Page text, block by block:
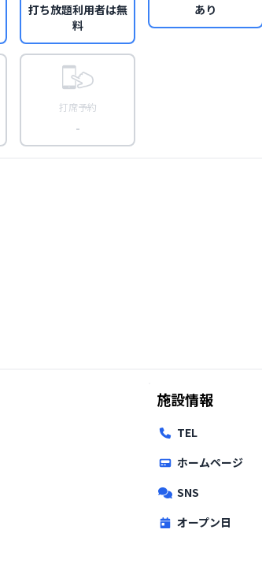
打ち放題利用者は無
料
あり
打席予約
-
施設情報
TEL
ホームページ
SNS
オープン日